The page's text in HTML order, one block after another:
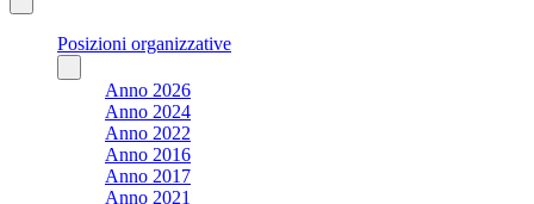
Posizioni organizzative
Anno 2026
Anno 2024
Anno 2022
Anno 2016
Anno 2017
Anno 2021